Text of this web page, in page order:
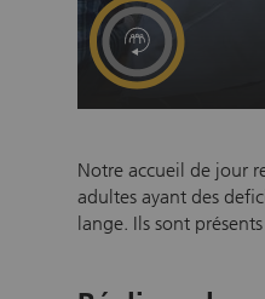
Notre accueil de jour
adultes ayant des
lange. Ils sont